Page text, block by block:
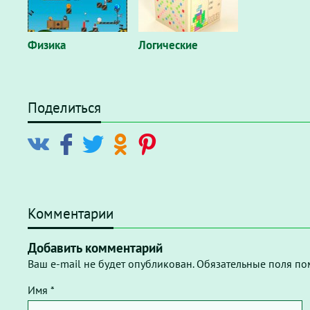
Физика Логические
Поделиться
Комментарии
Добавить комментарий
Ваш e-mail не будет опубликован. Обязательные поля
Имя *